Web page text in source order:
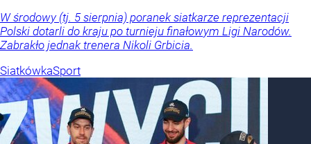
W środowy (tj. 5 sierpnia) poranek siatkarze reprezentacji
Polski dotarli do kraju po turnieju finałowym Ligi Narodów.
Zabrakło jednak trenera Nikoli Grbicia.
SiatkówkaSport